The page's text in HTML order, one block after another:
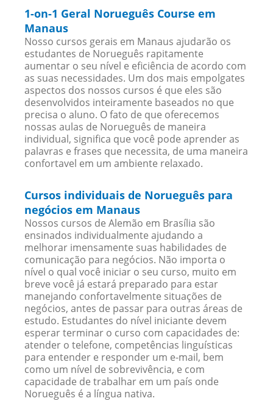
1-on-1 Geral Norueguês Course em
Manaus
Nosso cursos gerais em Manaus ajudarão os
estudantes de Norueguês rapitamente
aumentar o seu nível e eficiência de acordo com
as suas necessidades. Um dos mais empolgates
aspectos dos nossos cursos é que eles são
desenvolvidos inteiramente baseados no que
precisa o aluno. O fato de que oferecemos
nossas aulas de Norueguês de maneira
individual, significa que você pode aprender as
palavras e frases que necessita, de uma maneira
confortavel em um ambiente relaxado.
Cursos individuais de Norueguês para
negócios em Manaus
Nossos cursos de Alemão em Brasília são
ensinados individualmente ajudando a
melhorar imensamente suas habilidades de
comunicação para negócios. Não importa o
nível o qual você iniciar o seu curso, muito em
breve você já estará preparado para estar
manejando confortavelmente situações de
negócios, antes de passar para outras áreas de
estudo. Estudantes do nível iniciante devem
esperar terminar o curso com capacidades de:
atender o telefone, competências linguísticas
para entender e responder um e-mail, bem
como um nível de sobrevivência, e com
capacidade de trabalhar em um país onde
Norueguês é a língua nativa.